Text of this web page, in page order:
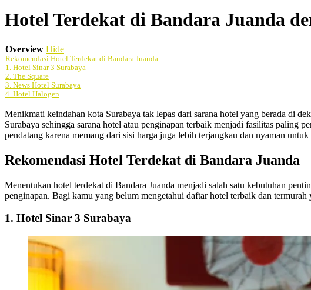
Hotel Terdekat di Bandara Juanda
Overview Hide
Rekomendasi Hotel Terdekat di Bandara Juanda
1. Hotel Sinar 3 Surabaya
2. The Square
3. News Hotel Surabaya
4. Hotel Halogen
Menikmati keindahan kota Surabaya tak lepas dari sarana hotel yang berada di
Surabaya sehingga sarana hotel atau penginapan terbaik menjadi fasilitas paling
pendatang karena memang dari sisi harga juga lebih terjangkau dan nyaman
Rekomendasi Hotel Terdekat di Bandara Juanda
Menentukan hotel terdekat di Bandara Juanda menjadi salah satu kebutuhan
penginapan. Bagi kamu yang belum mengetahui daftar hotel terbaik dan
1. Hotel Sinar 3 Surabaya